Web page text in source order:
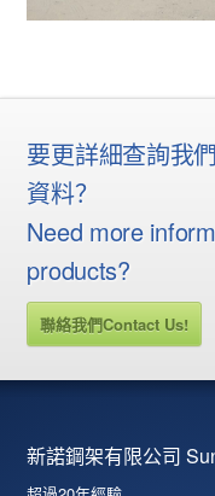
要更詳細查詢我
資料？
Need more
products?
聯絡我們Contact Us!
新諾鋼架有限公司